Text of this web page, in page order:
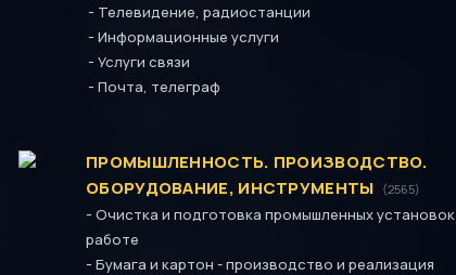
- Телевидение, радиостанции
- Информационные услуги
- Услуги связи
- Почта, телеграф
ПРОМЫШЛЕННОСТЬ. ПРОИЗВОДСТВО.
ОБОРУДОВАНИЕ, ИНСТРУМЕНТЫ (2565)
- Очистка и подготовка промышленных установок
работе
- Бумага и картон - производство и реализация